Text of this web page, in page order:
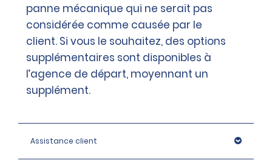
panne mécanique qui ne serait pas
considérée comme causée par le
client. Si vous le souhaitez, des options
supplémentaires sont disponibles à
l’agence de départ, moyennant un
supplément.
Assistance client